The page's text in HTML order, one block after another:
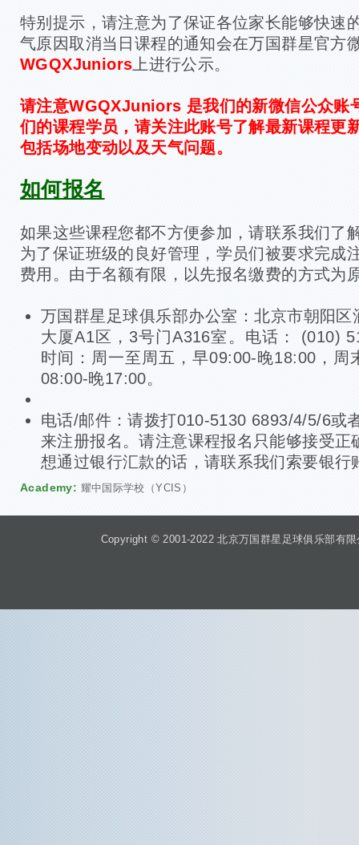
特别提示，请注意为了保证各位家长能够快速
气原因取消当日课程的通知会在万国群星官方
WGQXJuniors 上进行公示。
请注意WGQXJuniors 是我们的新微信公众账
们的课程学员，请关注此账号了解最新课程更
包括场地变动以及天气问题。
如何报名
如果这些课程您都不方便参加，请联系我们了
为了保证班级的良好管理，学员们被要求完成
费用。由于名额有限，以先报名缴费的方式为
万国群星足球俱乐部办公室：北京市朝阳
大厦A1区，3号门A316室。电话： (010)
时间：周一至周五，早09:00-晚18:00，周
08:00-晚17:00。
电话/邮件：请拨打010-5130 6893/4/5/6或
来注册报名。请注意课程报名只能够接受正
想通过银行汇款的话，请联系我们索要银行
Academy: 耀中国际学校（YCIS）
Copyright © 2001-2022 北京万国群星足球俱乐部有